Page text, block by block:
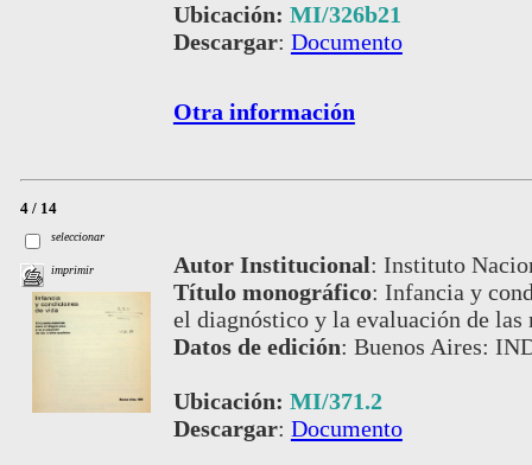
Ubicación: MI/326b21
Descargar: Documento
Otra información
4 / 14
seleccionar
imprimir Autor Institucional: Instituto
Título monográfico: Infancia y
el diagnóstico y la evaluación de las
Datos de edición: Buenos Aires:
Ubicación: MI/371.2
Descargar: Documento